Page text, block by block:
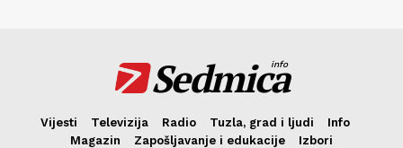
Sedmica
info
Vijesti Televizija Radio Tuzla, grad i ljudi
Info
Magazin
Zapošljavanje i edukacije Izbori